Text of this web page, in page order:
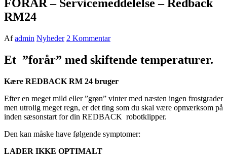
FORÅR – Servicemeddelelse – Redback
RM24
Afadmin Nyheder 2 Kommentar
Et ”forår” med skiftende temperaturer.
Kære REDBACK RM 24 bruger
Efter en meget mild eller ”grøn” vinter med næsten ingen frostgrader
men utrolig meget regn, er det ting som du skal være opmærksom på
inden sæsonstart for din REDBACK robotklipper.
Den kan måske have følgende symptomer:
LADER IKKE OPTIMALT